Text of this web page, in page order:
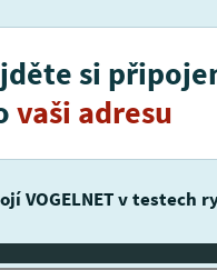
si
vaši adresu
VOGELNET v testech